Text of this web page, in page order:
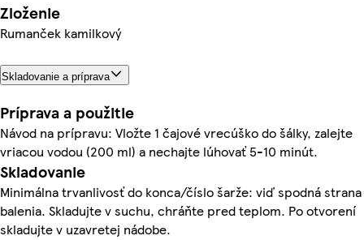
Zloženie
Rumanček kamilkový
Skladovanie a príprava
Príprava a použitie
Návod na prípravu: Vložte 1 čajové vrecúško do šálky, zalejte
vriacou vodou (200 ml) a nechajte lúhovať 5-10 minút.
Skladovanie
Minimálna trvanlivosť do konca/číslo šarže: viď spodná strana
balenia. Skladujte v suchu, chráňte pred teplom. Po otvorení
skladujte v uzavretej nádobe.